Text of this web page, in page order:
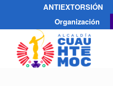
ANTIEXTORSIÓN
Organización